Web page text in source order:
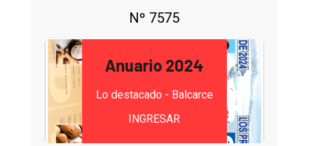
Nº 7575
Anuario 2024
Lo destacado - Balcarce
INGRESAR